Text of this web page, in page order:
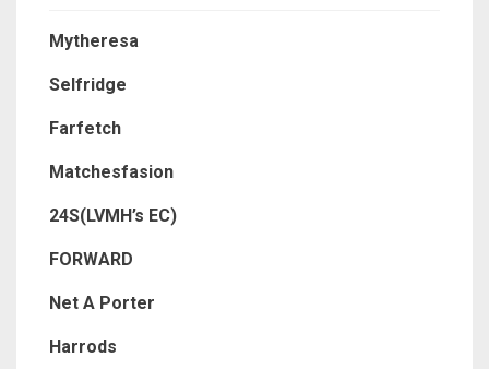
Mytheresa
Selfridge
Farfetch
Matchesfasion
24S(LVMH’s EC)
FORWARD
Net A Porter
Harrods